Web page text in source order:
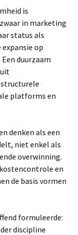
is
in marketing
status als
op
duurzaam
platforms en
denken als een
niet enkel als
overwinning.
en
de basis vormen
formuleerde:
discipline